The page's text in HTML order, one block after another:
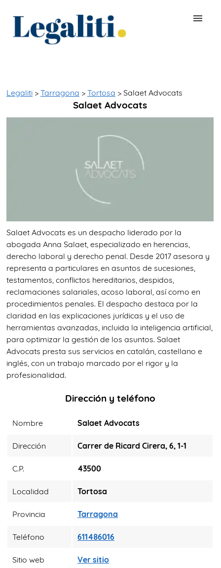
Legaliti > Tarragona > Tortosa > Salaet Advocats
Salaet Advocats
Salaet Advocats es un despacho liderado por la
abogada Anna Salaet, especializado en herencias,
derecho laboral y derecho penal. Desde 2017 asesora y
representa a particulares en asuntos de sucesiones,
testamentos, conflictos hereditarios, despidos,
reclamaciones salariales, acoso laboral, así como en
procedimientos penales. El despacho destaca por la
claridad en las explicaciones jurídicas y el uso de
herramientas avanzadas, incluida la inteligencia artificial,
para optimizar la gestión de los asuntos. Salaet
Advocats presta sus servicios en catalán, castellano e
inglés, con un trabajo marcado por el rigor y la
profesionalidad.
Dirección y teléfono
Nombre Salaet Advocats
Dirección Carrer de Ricard Cirera, 6, 1-1
C.P. 43500
Localidad Tortosa
Provincia Tarragona
Teléfono 611486016
Sitio web Ver sitio